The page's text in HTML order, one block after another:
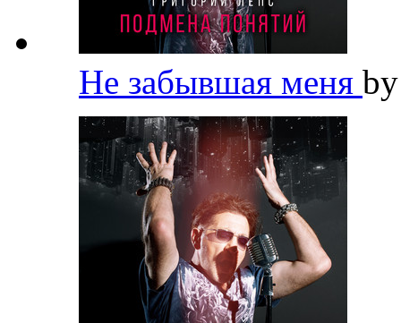
Не забывшая меня